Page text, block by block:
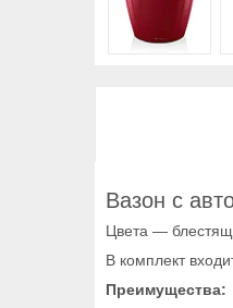
Вазон с
Цвета ―
В комплект
Преимущества: